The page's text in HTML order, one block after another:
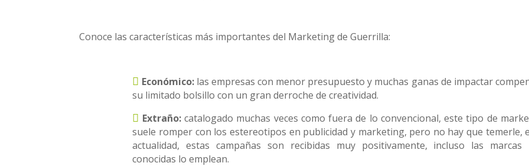
Conoce las características más importantes del Marketing de Guerrilla:
Económico:las empresas con menor presupuesto y muchas ganas de impactar
su limitado bolsillo con un gran derroche de creatividad.
Extraño:catalogado muchas veces como fuera de lo convencional, este tipo de
suele romper con los estereotipos en publicidad y marketing, pero no hay que temerle,
actualidad, estas campañas son recibidas muy positivamente, incluso las marcas
conocidas lo emplean.